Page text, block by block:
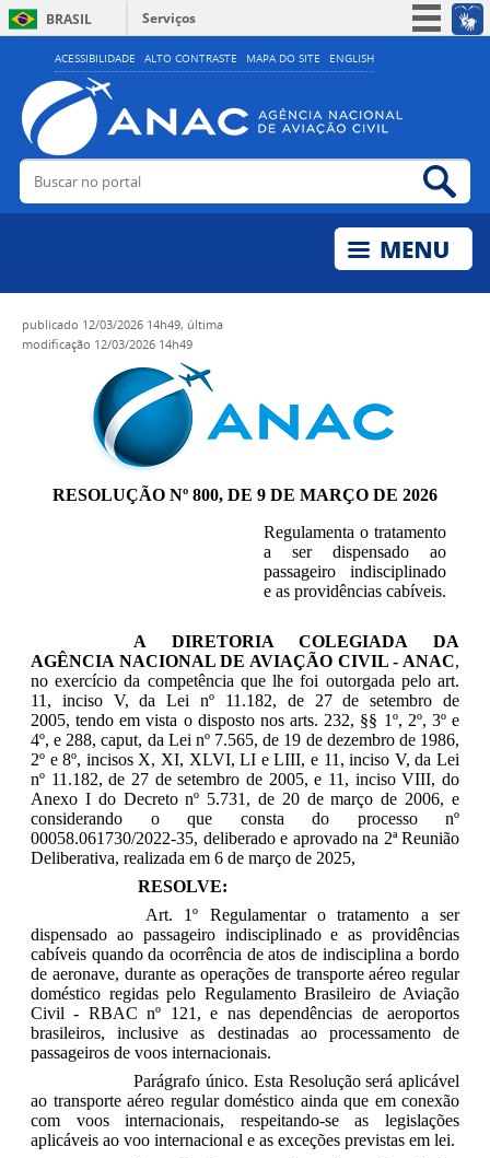
ACESSIBILIDADE ALTO CONTRASTE MAPA DO SITE ENGLISH
BRASIL
Serviços
Simplifique!
Acesso à informação
Legislação
Buscar no portal
publicado 12/03/2026 14h49, última
modificação 12/03/2026 14h49
RESOLUÇÃO Nº 800, DE 9 DE MARÇO DE 2026
Regulamenta o tratamento
a ser dispensado ao
passageiro indisciplinado
e as providências cabíveis.
A DIRETORIA COLEGIADA DA
AGÊNCIA NACIONAL DE AVIAÇÃO CIVIL - ANAC,
no exercício da competência que lhe foi outorgada pelo art.
11, inciso V, da Lei nº 11.182, de 27 de setembro de
2005, tendo em vista o disposto nos arts. 232, §§ 1º, 2º, 3º e
4º, e 288, caput, da Lei nº 7.565, de 19 de dezembro de 1986,
2º e 8º, incisos X, XI, XLVI, LI e LIII, e 11, inciso V, da Lei
nº 11.182, de 27 de setembro de 2005, e 11, inciso VIII, do
Anexo I do Decreto nº 5.731, de 20 de março de 2006, e
considerando o que consta do processo nº
00058.061730/2022-35, deliberado e aprovado na 2ª Reunião
Deliberativa, realizada em 6 de março de 2025,
RESOLVE:
Art. 1º Regulamentar o tratamento a ser
dispensado ao passageiro indisciplinado e as providências
cabíveis quando da ocorrência de atos de indisciplina a bordo
de aeronave, durante as operações de transporte aéreo regular
doméstico regidas pelo Regulamento Brasileiro de Aviação
Civil - RBAC nº 121, e nas dependências de aeroportos
brasileiros, inclusive as destinadas ao processamento de
passageiros de voos internacionais.
Parágrafo único. Esta Resolução será aplicável
ao transporte aéreo regular doméstico ainda que em conexão
com voos internacionais, respeitando-se as legislações
aplicáveis ao voo internacional e as exceções previstas em lei.